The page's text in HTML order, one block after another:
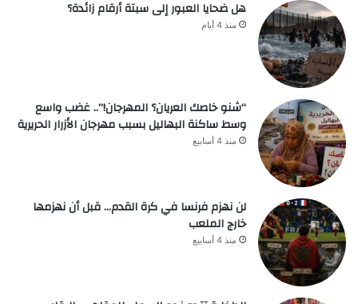
هل ضحايا العبور إلى سبتة أرقام زائدة؟
منذ 4 أيام
“شنو خاصك العريان؟ المهرجان!”.. غضب واسع
وسط ساكنة البهاليل بسبب مهرجان الأزرار الحريرية
منذ 4 أسابيع
لن نهزم فرنسا في كرة القدم… قبل أن نهزمها
خارج الملعب
منذ 4 أسابيع